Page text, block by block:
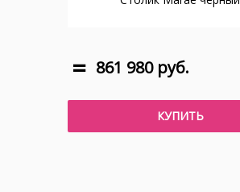
861 980 руб.
КУПИТЬ